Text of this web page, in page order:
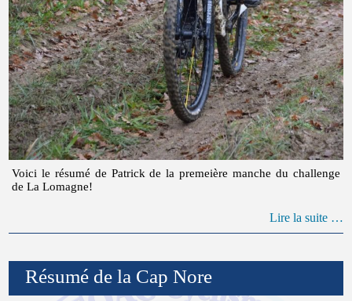
Voici le résumé de Patrick de la premeière manche du challenge
de La Lomagne!
Lire la suite …
Résumé de la Cap Nore